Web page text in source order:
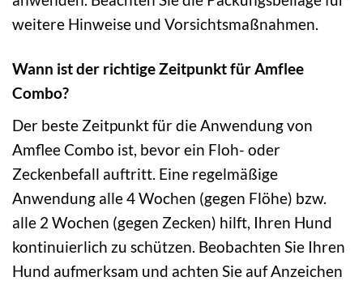
weitere Hinweise und Vorsichtsmaßnahmen.
Wann ist der richtige Zeitpunkt für Amflee
Combo?
Der beste Zeitpunkt für die Anwendung von
Amflee Combo ist, bevor ein Floh- oder
Zeckenbefall auftritt. Eine regelmäßige
Anwendung alle 4 Wochen (gegen Flöhe) bzw.
alle 2 Wochen (gegen Zecken) hilft, Ihren Hund
kontinuierlich zu schützen. Beobachten Sie Ihren
Hund aufmerksam und achten Sie auf Anzeichen